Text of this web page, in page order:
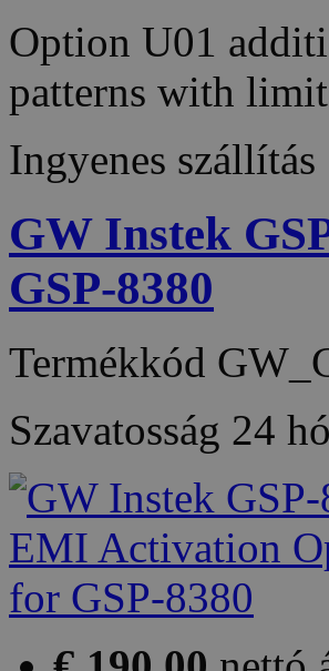
Option U01
patterns with
Ingyenes szállítás
GW Instek
GSP-8380
Termékkód
Szavatosság 24